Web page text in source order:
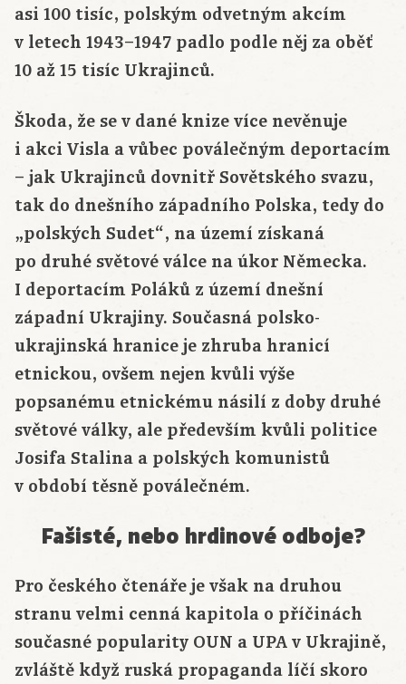
asi 100 tisíc, polským odvetným akcím
v letech 1943–1947 padlo podle něj za oběť
10 až 15 tisíc Ukrajinců.
Škoda, že se v dané knize více nevěnuje
i akci Visla a vůbec poválečným deportacím
– jak Ukrajinců dovnitř Sovětského svazu,
tak do dnešního západního Polska, tedy do
„polských Sudet“, na území získaná
po druhé světové válce na úkor Německa.
I deportacím Poláků z území dnešní
západní Ukrajiny. Současná polsko-
ukrajinská hranice je zhruba hranicí
etnickou, ovšem nejen kvůli výše
popsanému etnickému násilí z doby druhé
světové války, ale především kvůli politice
Josifa Stalina a polských komunistů
v období těsně poválečném.
Fašisté, nebo hrdinové odboje?
Pro českého čtenáře je však na druhou
stranu velmi cenná kapitola o příčinách
současné popularity OUN a UPA v Ukrajině,
zvláště když ruská propaganda líčí skoro